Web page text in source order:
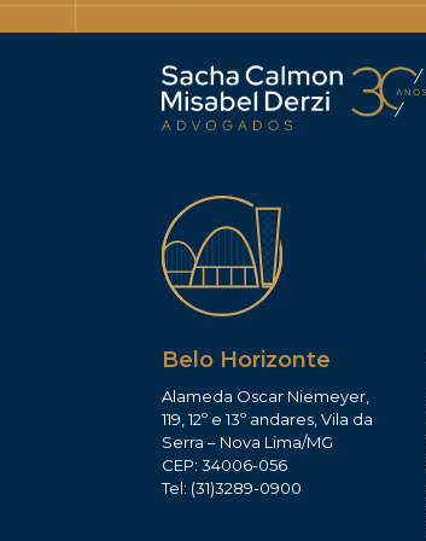
Belo Horizonte
Alameda Oscar Niemeyer,
119, 12º e 13º andares, Vila da
Serra – Nova Lima/MG
CEP: 34006-056
Tel: (31)3289-0900